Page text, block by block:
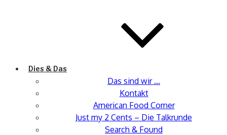
Dies & Das
Das sind wir …
Kontakt
American Food Corner
Just my 2 Cents – Die Talkrunde
Search & Found